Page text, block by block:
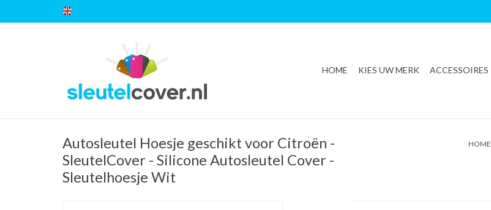
HOME KIES UW MERK ACCESSOIRES
Autosleutel Hoesje geschikt voor Citroën -
SleutelCover - Silicone Autosleutel Cover -
Sleutelhoesje Wit
HOME